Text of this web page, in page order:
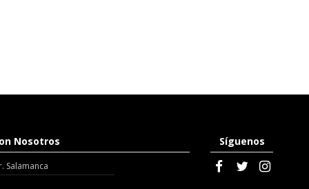
Nosotros
Salamanca
Síguenos